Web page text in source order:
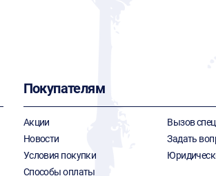
Покупателям
Акции
Новости
Условия покупки
Способы оплаты
Вызов
Задать